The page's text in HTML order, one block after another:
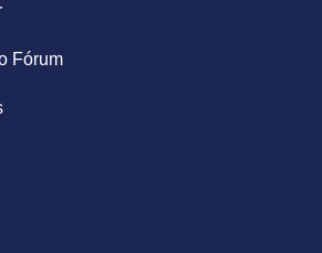
Fórum